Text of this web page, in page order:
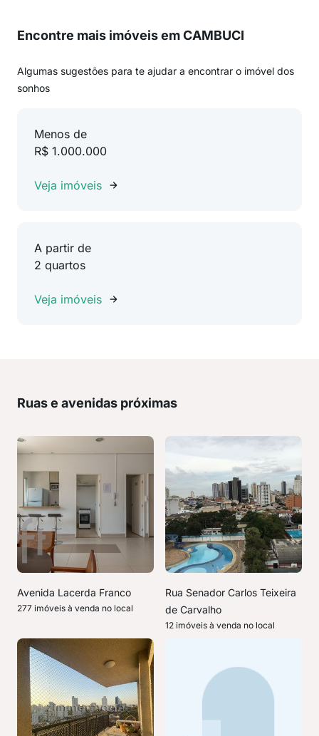
Encontre mais imóveis em CAMBUCI
Algumas sugestões para te ajudar a encontrar o imóvel dos
sonhos
Menos de
R$ 1.000.000
Veja imóveis
A partir de
2 quartos
Veja imóveis
Ruas e avenidas próximas
Avenida Lacerda Franco
277 imóveis à venda no local
Rua Senador Carlos Teixeira
de Carvalho
12 imóveis à venda no local